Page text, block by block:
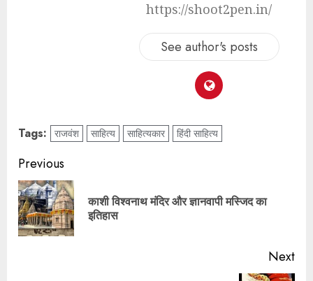
https://shoot2pen.in/
See author's posts
Tags: राजवंश साहित्य साहित्यकार हिंदी साहित्य
Previous
काशी विश्वनाथ मंदिर और ज्ञानवापी मस्जिद का
इतिहास
Next